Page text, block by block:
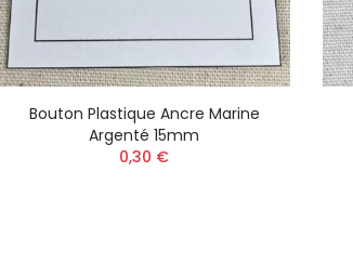
Bouton Plastique Ancre Marine
Argenté 15mm
0,30 €